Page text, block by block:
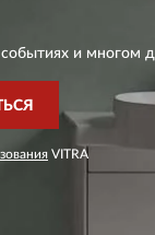
и многом
VITRA